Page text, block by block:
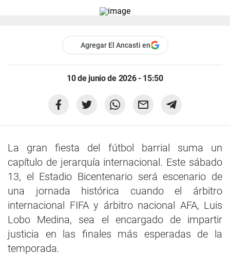
Agregar El Ancasti en
10 de junio de 2026 - 15:50
La gran fiesta del fútbol barrial suma un
capítulo de jerarquía internacional. Este sábado
13, el Estadio Bicentenario será escenario de
una jornada histórica cuando el árbitro
internacional FIFA y árbitro nacional AFA, Luis
Lobo Medina, sea el encargado de impartir
justicia en las finales más esperadas de la
temporada.